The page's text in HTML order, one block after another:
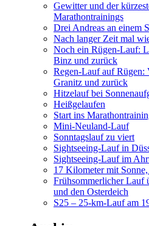
Gewitter und der
Marathontrainings
Drei Andreas an einem
Nach langer Zeit mal
Noch ein Rügen-Lauf:
Binz und zurück
Regen-Lauf auf Rügen:
Granitz und zurück
Hitzelauf bei
Heißgelaufen
Start ins
Mini-Neuland-Lauf
Sonntagslauf zu viert
Sightseeing-Lauf in
Sightseeing-Lauf im
17 Kilometer mit
Frühsommerlicher Lauf
und den Osterdeich
S25 – 25-km-Lauf am